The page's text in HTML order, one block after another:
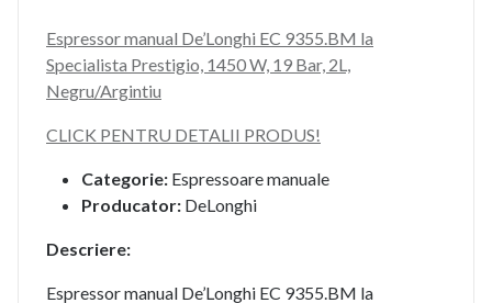
Espressor manual De’Longhi EC 9355.BM la
Specialista Prestigio, 1450 W, 19 Bar, 2L,
Negru/Argintiu
CLICK PENTRU DETALII PRODUS!
Categorie: Espressoare manuale
Producator: DeLonghi
Descriere:
Espressor manual De’Longhi EC 9355.BM la